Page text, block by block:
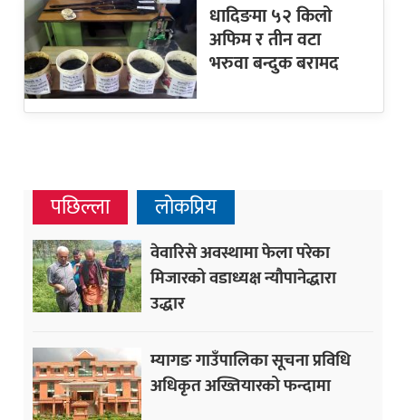
धादिङमा ५२ किलो
अफिम र तीन वटा
भरुवा बन्दुक बरामद
पछिल्ला लोकप्रिय
वेवारिसे अवस्थामा फेला परेका
मिजारको वडाध्यक्ष न्यौपानेद्धारा
उद्धार
म्यागङ गाउँपालिका सूचना प्रविधि
अधिकृत अख्तियारको फन्दामा